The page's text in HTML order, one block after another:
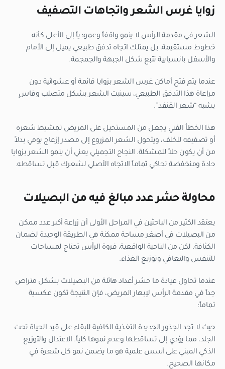
زوايا غرس الشعر واتجاهات التصفيف
الشعر في مقدمة الرأس لا ينمو واقفاً وعمودياً إلى الأعلى كأنه
خطوط مستقيمة، بل يمتلك اتجاه تدفق طبيعي يميل إلى الأمام
والأسفل بانسيابية تتبع شكل الجبهة والجمجمة.
عندما يتم فتح أماكن غرس الشعر بزوايا قائمة أو عشوائية دون
مراعاة هذا التدفق الطبيعي، سينبت الشعر بشكل متصلب وقاسٍ
يشبه “شعر القنفذ”.
هذا الخطأ الفني يجعل من المستحيل على المريض تمشيط شعره
أو تصفيفه للخلف، ويتحول الشعر المزروع إلى مصدر إزعاج يومي بدلاً
من أن يكون حلاً للمشكلة. النجاح التجميلي يعني أن ينمو الشعر بزوايا
حادة ومنخفضة تحاكي تماماً الاتجاه الأصلي لشعرك قبل تساقطه.
محاولة حشر عدد مبالغ فيه من البصيلات
يعتقد الكثير من الباحثين في المراحل الأولى أن زراعة أكبر عدد ممكن
من البصيلات في أصغر مساحة ممكنة هي الطريقة الوحيدة لضمان
الكثافة. لكن من الناحية الواقعية، فروة الرأس تحتاج لمساحات
للتنفس والتعافي وتوزيع الغذاء.
عندما تحاول عيادة ما حشر أعداد هائلة من البصيلات بشكل متراص
جداً في مقدمة الرأس لإبهار المريض، فإن النتيجة تكون عكسية
تماماً؛
حيث لا تجد الجذور الجديدة التغذية الكافية للبقاء على قيد الحياة تحت
الجلد، مما يؤدي إلى تساقطها وعدم نموها كلياً. الاعتدال والتوزيع
الذكي المبني على أسس علمية هو ما يضمن نمو كل شعرة في
مكانها الصحيح.